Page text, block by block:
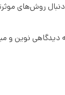
دنبال روش‌های
دیدگاهی نوین و